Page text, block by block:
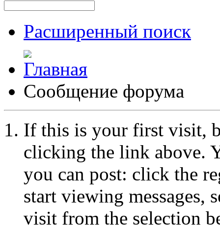
Расширенный поиск
Сообщение форума
If this is your first visit,
clicking the link above.
you can post: click the
start viewing messages,
visit from the selection